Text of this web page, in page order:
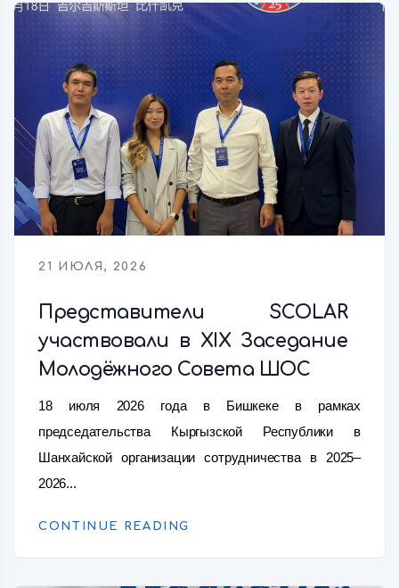
21 ИЮЛЯ, 2026
Представители SCOLAR
участвовали в XIX Заседание
Молодёжного Совета ШОС
18 июля 2026 года в Бишкеке в рамках
председательства Кыргызской Республики в
Шанхайской организации сотрудничества в 2025–
2026...
CONTINUE READING